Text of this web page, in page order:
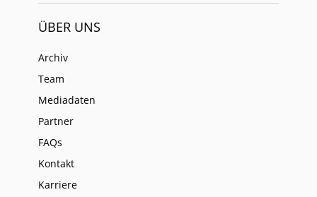
ÜBER UNS
Archiv
Team
Mediadaten
Partner
FAQs
Kontakt
Karriere